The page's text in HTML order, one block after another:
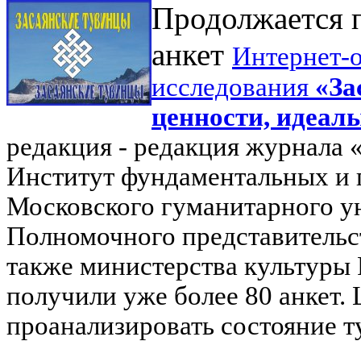
Продолжается
анкет Интернет-
исследования
ценности,
редакция - редакция
Институт фундаментальных
Московского гуманитарного
Полномочного
также министерства
получили уже более 80 анкет.
проанализировать состояние